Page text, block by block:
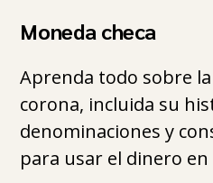
Moneda checa
Aprenda todo sobre
corona, incluida su
denominaciones y
para usar el dinero en